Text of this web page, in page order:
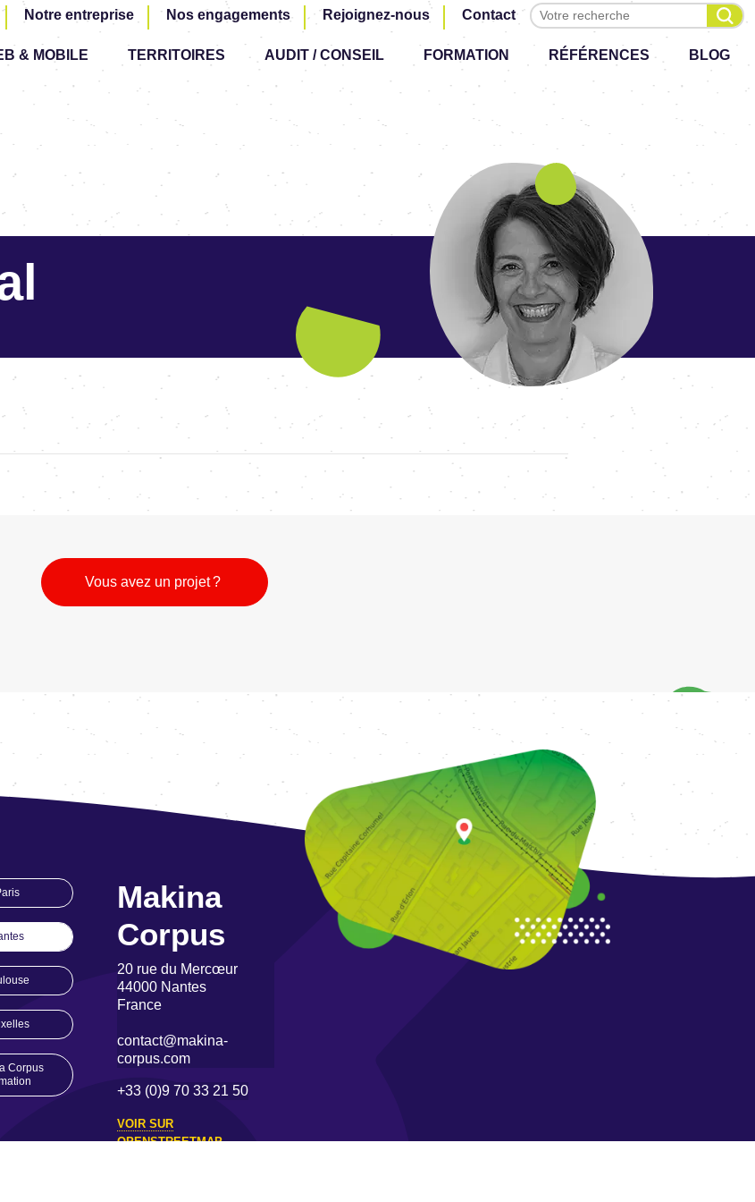
Aller
contenu
principal
Notre entreprise Nos engagements Rejoignez-nous Contact Effectuer une recherche
& MOBILE TERRITOIRES AUDIT / CONSEIL FORMATION RÉFÉRENCES BLOG
Vous avez un projet ?
Corpus
Makina
Corpus
20 rue du Mercœur
44000 Nantes
France
contact@makina-
corpus.com
+33 (0)9 70 33 21 50
VOIR SUR
OPENSTREETMAP